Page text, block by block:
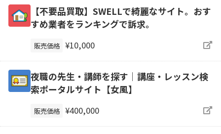
【不要品買取】SWELLで綺麗なサイト。おす
すめ業者をランキングで訴求。
販売価格 ¥10,000
夜職の先生・講師を探す｜講座・レッスン検
索ポータルサイト【女風】
販売価格 ¥400,000